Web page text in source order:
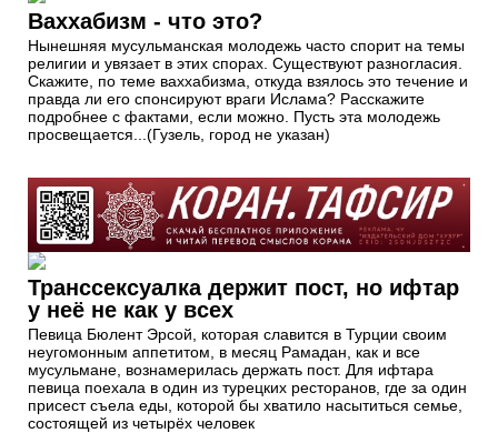
Ваххабизм - что это?
Нынешняя мусульманская молодежь часто спорит на темы
религии и увязает в этих спорах. Существуют разногласия.
Скажите, по теме ваххабизма, откуда взялось это течение и
правда ли его спонсируют враги Ислама? Расскажите
подробнее с фактами, если можно. Пусть эта молодежь
просвещается...(Гузель, город не указан)
Транссексуалка держит пост, но ифтар
у неё не как у всех
Певица Бюлент Эрсой, которая славится в Турции своим
неугомонным аппетитом, в месяц Рамадан, как и все
мусульмане, вознамерилась держать пост. Для ифтара
певица поехала в один из турецких ресторанов, где за один
присест съела еды, которой бы хватило насытиться семье,
состоящей из четырёх человек